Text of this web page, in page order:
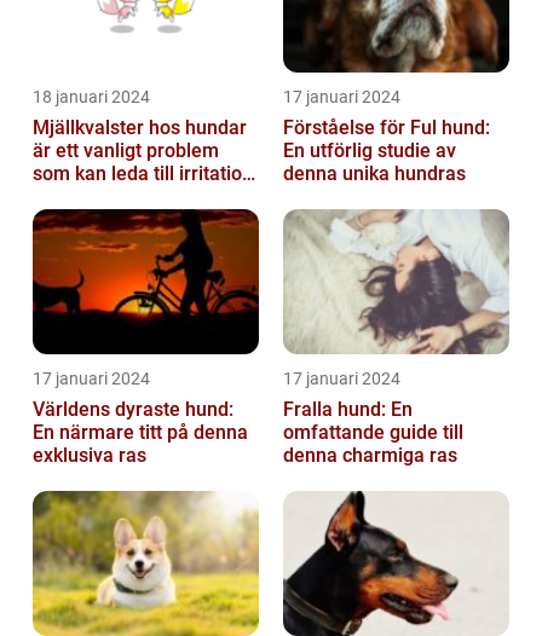
18 januari 2024
Mjällkvalster hos hundar
är ett vanligt problem
som kan leda till irritation
hun...
17 januari 2024
Förståelse för Ful hund:
En utförlig studie av
denna unika hundras
17 januari 2024
Världens dyraste hund:
En närmare titt på denna
exklusiva ras
17 januari 2024
Fralla hund: En
omfattande guide till
denna charmiga ras